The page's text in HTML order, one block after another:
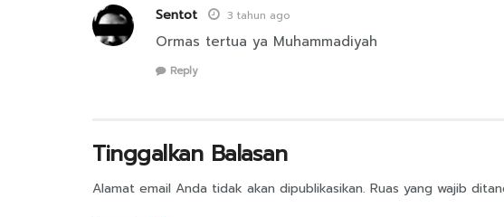
Sentot 3 tahun ago
Ormas tertua ya Muhammadiyah
Reply
Tinggalkan Balasan
Alamat email Anda tidak akan dipublikasikan. Ruas yang wajib